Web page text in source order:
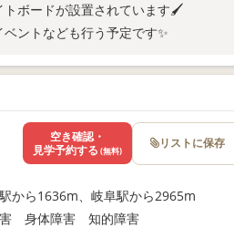
トボードが設置されています🖌️
ントなども行う予定です✨
から1636m、岐阜駅から2965m
身体障害 知的障害
空き確認・
見学予約する (無料) リストに保存